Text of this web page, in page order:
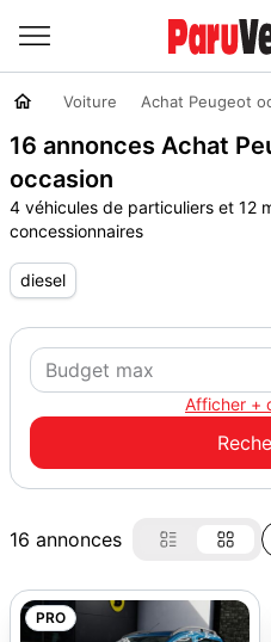
Voiture Achat Peugeot
16 annonces Achat
occasion
4 véhicules de particuliers et 12
concessionnaires
diesel
Afficher +
16 annonces
PRO